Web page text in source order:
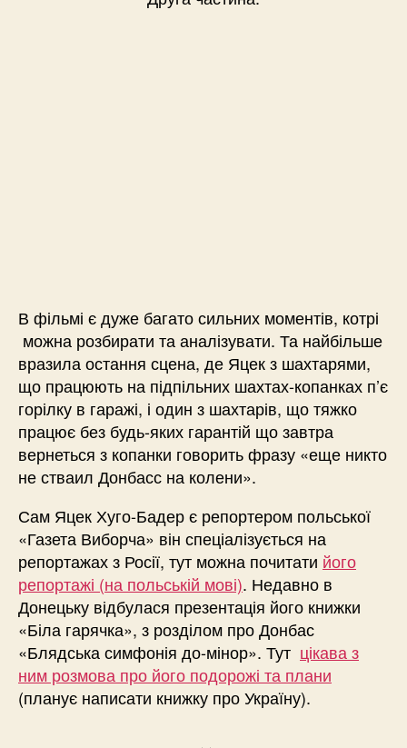
В фільмі є дуже багато сильних моментів, котрі
можна розбирати та аналізувати. Та найбільше
вразила остання сцена, де Яцек з шахтарями,
що працюють на підпільних шахтах-копанках п’є
горілку в гаражі, і один з шахтарів, що тяжко
працює без будь-яких гарантій що завтра
вернеться з копанки говорить фразу «еще никто
не стваил Донбасс на колени».
Сам Яцек Хуго-Бадер є репортером польської
«Газета Виборча» він спеціалізується на
репортажах з Росії, тут можна почитати його
репортажі (на польській мові). Недавно в
Донецьку відбулася презентація його книжки
«Біла гарячка», з розділом про Донбас
«Блядська симфонія до-мінор». Тут цікава з
ним розмова про його подорожі та плани
(планує написати книжку про Україну).